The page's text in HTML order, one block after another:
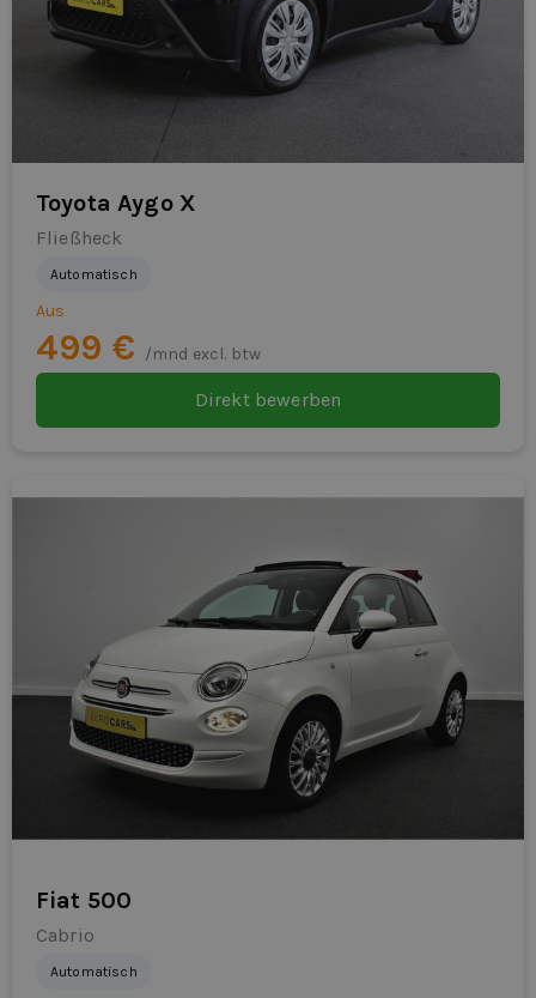
Toyota Aygo X
Fließheck
Automatisch
Aus
499 € /mnd excl. btw
Direkt bewerben
Fiat 500
Cabrio
Automatisch